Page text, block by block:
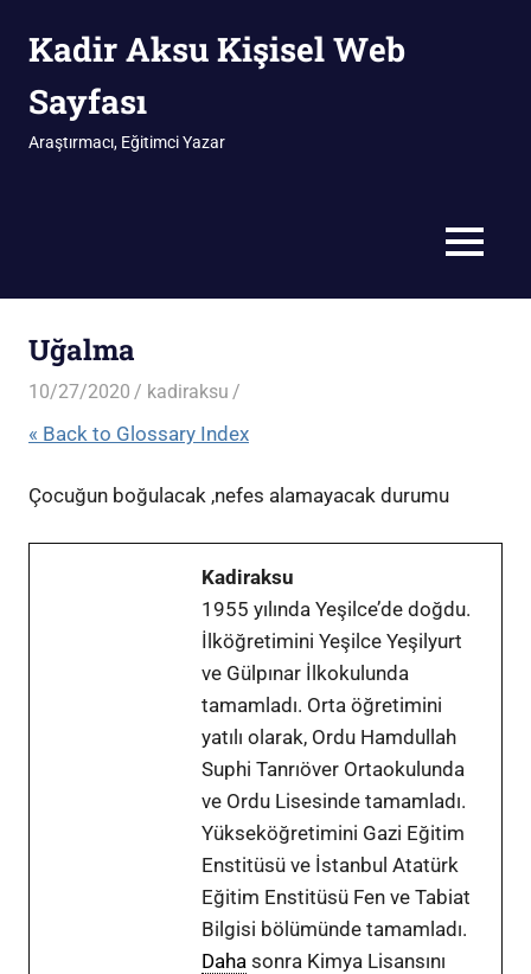
Kadir Aksu Kişisel Web
Sayfası
Araştırmacı, Eğitimci Yazar
MENÜ
Uğalma
10/27/2020 kadiraksu
« Back to Glossary Index
Çocuğun boğulacak ,nefes alamayacak durumu
Kadiraksu
1955 yılında Yeşilce’de doğdu.
İlköğretimini Yeşilce Yeşilyurt
ve Gülpınar İlkokulunda
tamamladı. Orta öğretimini
yatılı olarak, Ordu Hamdullah
Suphi Tanrıöver Ortaokulunda
ve Ordu Lisesinde tamamladı.
Yükseköğretimini Gazi Eğitim
Enstitüsü ve İstanbul Atatürk
Eğitim Enstitüsü Fen ve Tabiat
Bilgisi bölümünde tamamladı.
Daha sonra Kimya Lisansını